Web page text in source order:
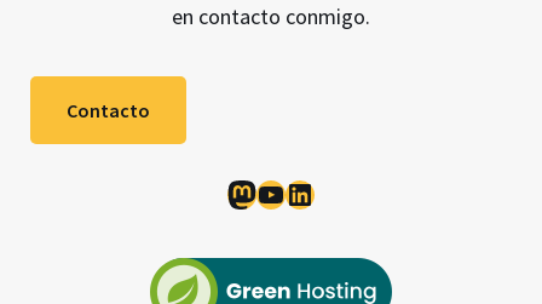
en contacto conmigo.
Contacto
Mastodon
YouTube
LinkedIn